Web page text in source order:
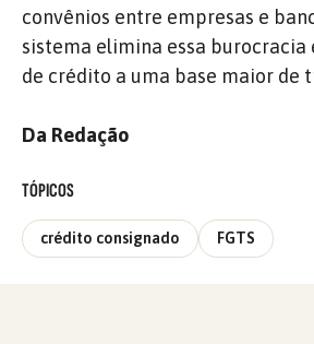
convênios entre empresas e
sistema elimina essa
de crédito a uma base maior de
Da Redação
TÓPICOS
crédito consignado FGTS